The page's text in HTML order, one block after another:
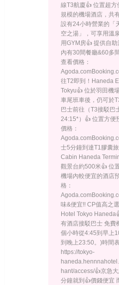
線T3航廈👍 位置超方
規模的機場酒店，共
設有24小時營業的「
空之湯」，可享用溫
用GYM房👍 提供自
內有30間餐廳&60多
查看價格：
往T2即到！Haneda
Tokyu👍 位於羽田機
車尾班車後，仍可於
巴士前往（T3接駁巴
24:15*）👍 位置方便
價格：
士5分鐘到達T1膠囊
Cabin Haneda
觀景台約500米👍 位
機場內較便宜的酒店
格：
味&便宜!! CP值高之
Hotel Tokyo
有酒店接駁巴士 免費
個小時從4:45到早上
到晚上23:50。)時間表
https://tokyo-
hant/access/👍京急
分鐘就到👍價錢便宜